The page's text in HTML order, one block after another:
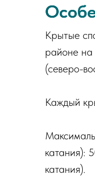
Крытые
районе на
(северо-
Каждый
катания):
катания).